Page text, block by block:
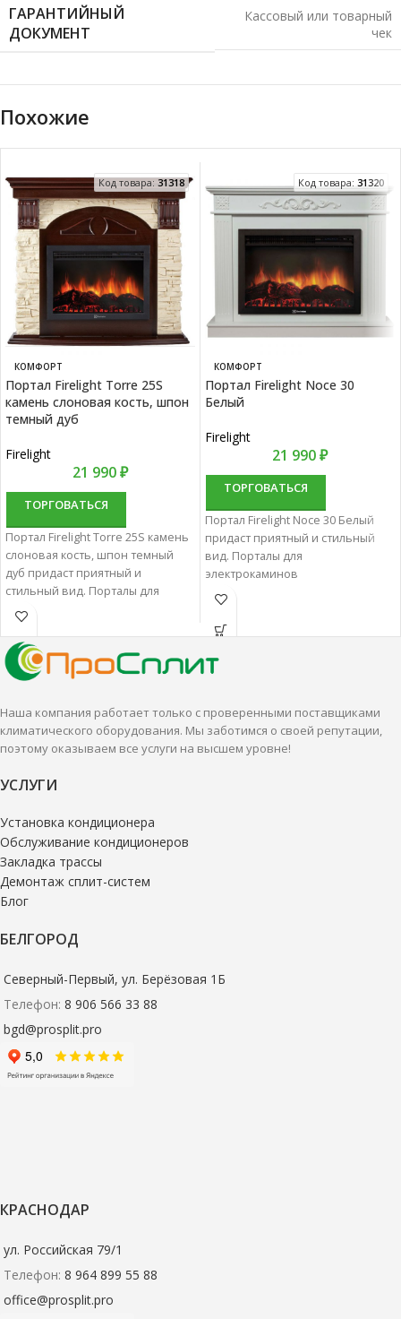
ГАРАНТИЙНЫЙ
ДОКУМЕНТ
Кассовый или товарный
чек
Похожие
Код товара: 31318
КОМФОРТ
Портал Firelight Torre 25S
камень слоновая кость, шпон
темный дуб
Firelight
21 990₽
ТОРГОВАТЬСЯ
Портал Firelight Torre 25S камень
слоновая кость, шпон темный
дуб придаст приятный и
стильный вид. Порталы для
электрокаминов
характеризуются отменным
качеством и надежностью.
Код товара: 31320
КОМФОРТ
Портал Firelight Noce 30
Белый
Firelight
21 990₽
ТОРГОВАТЬСЯ
Портал Firelight Noce 30 Белый
придаст приятный и стильный
вид. Порталы для
электрокаминов
характеризуются отменным
качеством и надежностью.
Наша компания работает только с проверенными поставщиками
климатического оборудования. Мы заботимся о своей репутации,
поэтому оказываем все услуги на высшем уровне!
УСЛУГИ
Установка кондиционера
Обслуживание кондиционеров
Закладка трассы
Демонтаж сплит-систем
Блог
БЕЛГОРОД
Северный-Первый, ул. Берёзовая 1Б
Телефон: 8 906 566 33 88
bgd@prosplit.pro
КРАСНОДАР
ул. Российская 79/1
Телефон: 8 964 899 55 88
office@prosplit.pro